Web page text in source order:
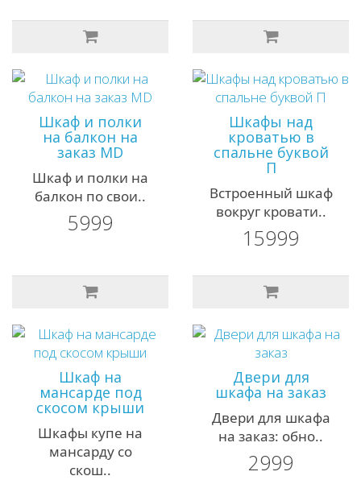
Шкаф и полки
на балкон на
заказ MD
Шкаф и полки на
балкон по свои..
5999
Шкафы над
кроватью в
спальне буквой
П
Встроенный шкаф
вокруг кровати..
15999
Шкаф на
мансарде под
скосом крыши
Шкафы купе на
мансарду со
скош..
Двери для
шкафа на заказ
Двери для шкафа
на заказ: обно..
2999